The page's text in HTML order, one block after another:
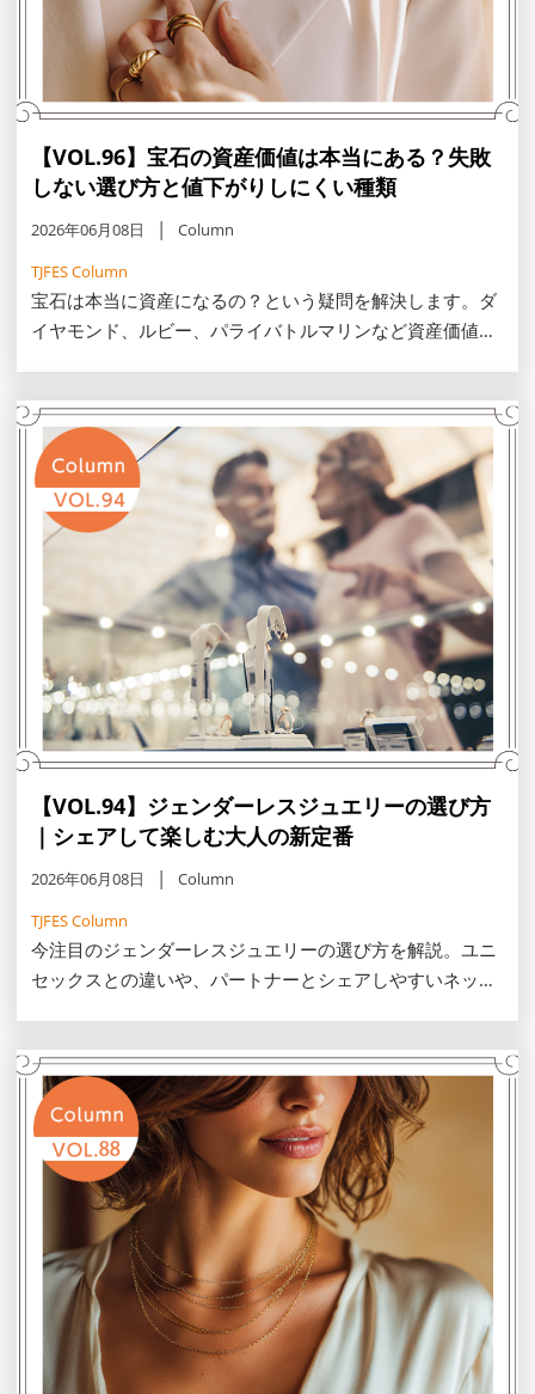
【VOL.96】宝石の資産価値は本当にある？失敗
しない選び方と値下がりしにくい種類
2026年06月08日
Column
TJFES Column
宝石は本当に資産になるの？という疑問を解決します。ダ
イヤモンド、ルビー、パライバトルマリンなど資産価値が
守る一生モノの見つけ方をご紹介。
【VOL.94】ジェンダーレスジュエリーの選び方
｜シェアして楽しむ大人の新定番
2026年06月08日
Column
TJFES Column
今注目のジェンダーレスジュエリーの選び方を解説。ユニ
セックスとの違いや、パートナーとシェアしやすいネック
つけませんか。